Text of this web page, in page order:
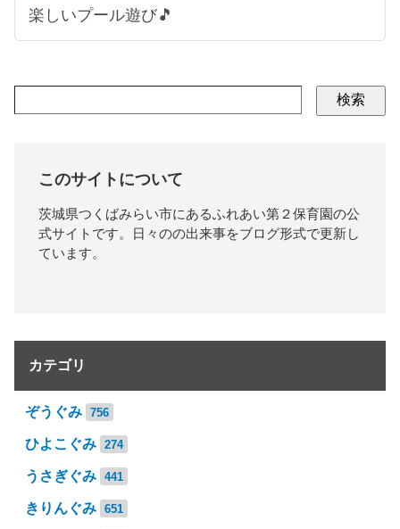
楽しいプール遊び🎵
検索
このサイトについて
茨城県つくばみらい市にあるふれあい第２保育園の公
式サイトです。日々のの出来事をブログ形式で更新し
ています。
カテゴリ
ぞうぐみ 756
ひよこぐみ 274
うさぎぐみ 441
きりんぐみ 651